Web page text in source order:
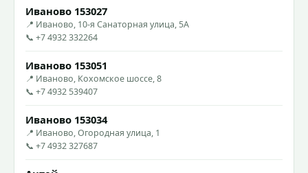
Иваново 153027
📍 Иваново, 10-я Санаторная улица, 5А
📞 +7 4932 332264
Иваново 153051
📍 Иваново, Кохомское шоссе, 8
📞 +7 4932 539407
Иваново 153034
📍 Иваново, Огородная улица, 1
📞 +7 4932 327687